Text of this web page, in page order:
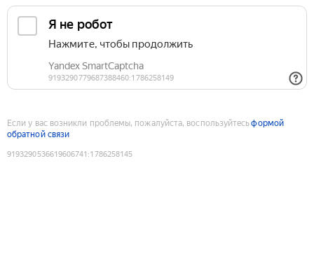
Если у вас возникли проблемы, пожалуйста, воспользуйтесьформой
обратной связи
9193290536619606741 :1786258145